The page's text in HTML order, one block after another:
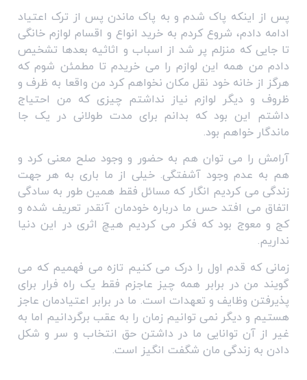
پس از اینکه پاک شدم و به پاک ماندن پس از ترک اعتیاد
ادامه دادم، شروع کردم به خرید انواع و اقسام لوازم خانگی
تا جایی که منزلم پر شد از اسباب و اثاثیه بعدها تشخیص
دادم من همه این لوازم را می خریدم تا مطمئن شوم که
هرگز از خانه خود نقل مکان نخواهم کرد من واقعا به ظرف و
ظروف و دیگر لوازم نیاز نداشتم چیزی که من احتیاج
داشتم این بود که بدانم برای مدت طولانی در یک جا
ماندگار خواهم بود.
آرامش را می توان هم به حضور و وجود صلح معنی کرد و
هم به عدم وجود آشفتگی. خیلی از ما باری به هر جهت
زندگی می کردیم انگار که مسائل فقط همین طور به سادگی
اتفاق می افتد حس ما درباره خودمان آنقدر تعریف شده و
کج و معوج بود که فکر می کردیم هیچ اثری در این دنیا
نداریم.
زمانی که قدم اول را درک می کنیم تازه می فهمیم که می
گویند من در برابر همه چیز عاجزم فقط یک راه فرار برای
پذیرفتن وظایف و تعهدات است. ما در برابر اعتیادمان عاجز
هستیم و دیگر نمی توانیم زمان را به عقب برگردانیم اما به
غیر از آن توانایی ما در داشتن حق انتخاب و سر و شکل
دادن به زندگی مان شگفت انگیز است.